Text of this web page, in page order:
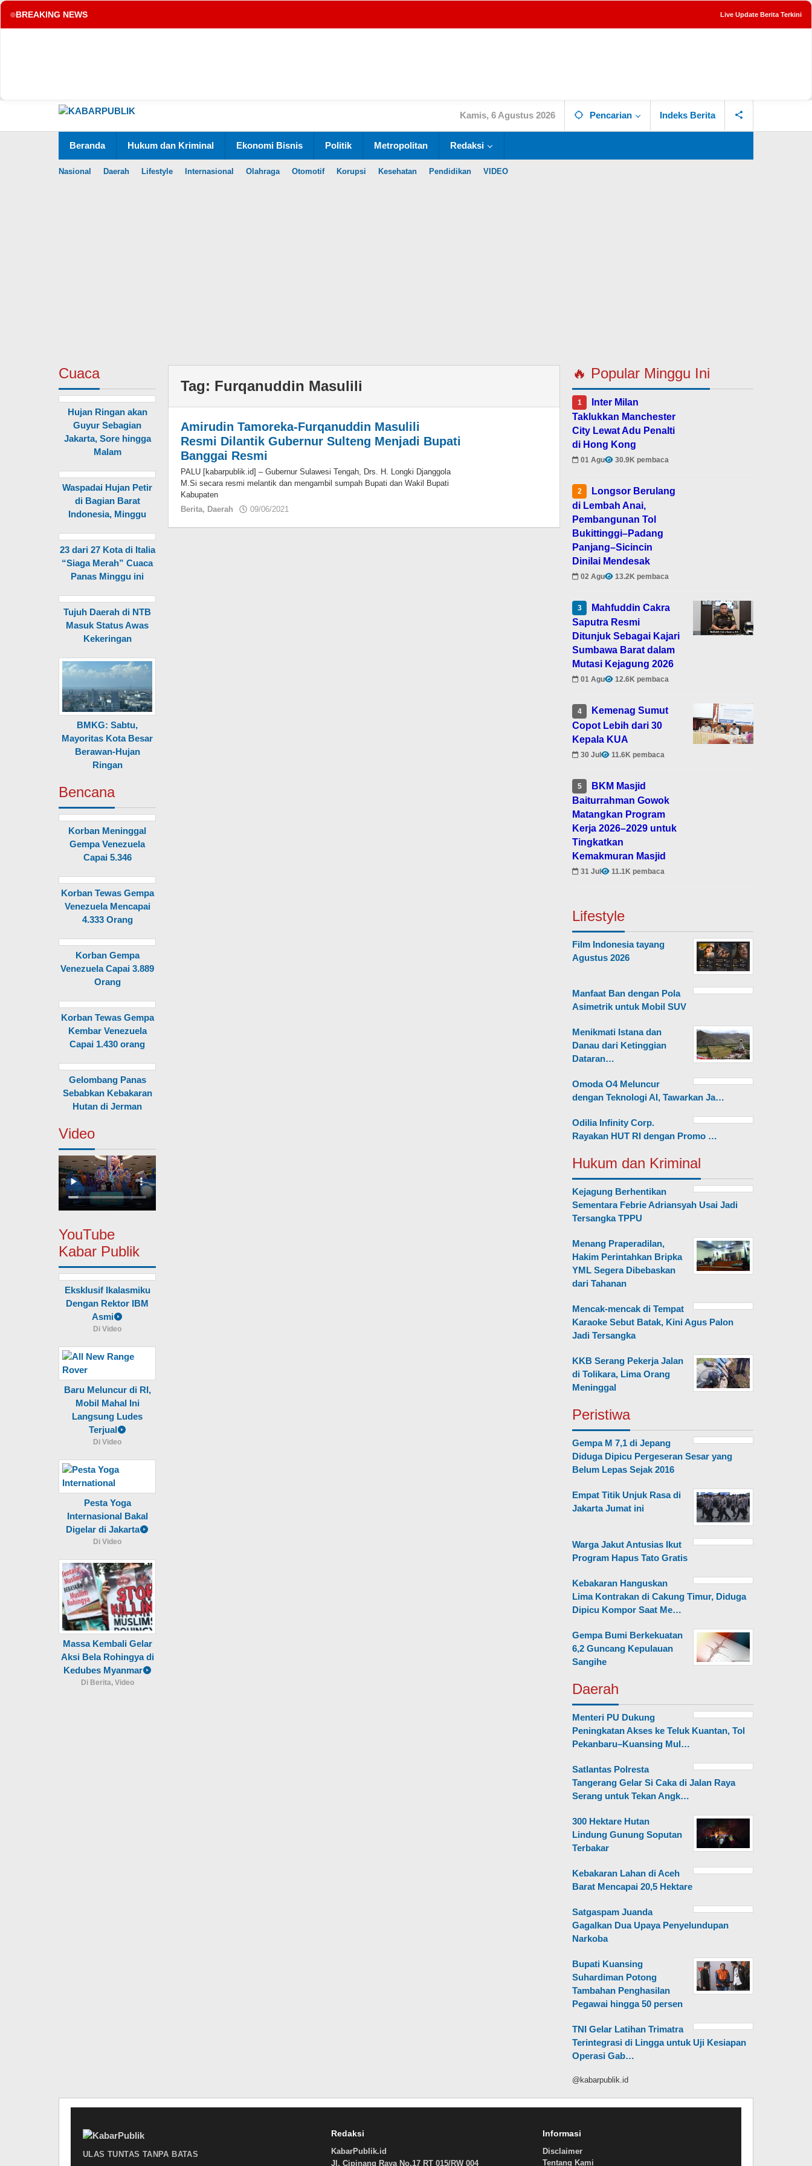
BREAKING NEWS Live Update Berita Terkini
konten
Kamis, 6 Agustus 2026 Pencarian Indeks Berita
Beranda Hukum dan Kriminal Ekonomi Bisnis Politik Metropolitan Redaksi
Nasional Daerah Lifestyle Internasional Olahraga Otomotif Korupsi Kesehatan Pendidikan VIDEO
Cuaca
Hujan Ringan akan
Guyur Sebagian
Jakarta, Sore hingga
Malam
Waspadai Hujan Petir
di Bagian Barat
Indonesia, Minggu
23 dari 27 Kota di Italia
“Siaga Merah” Cuaca
Panas Minggu ini
Tujuh Daerah di NTB
Masuk Status Awas
Kekeringan
BMKG: Sabtu,
Mayoritas Kota Besar
Berawan-Hujan
Ringan
Bencana
Korban Meninggal
Gempa Venezuela
Capai 5.346
Korban Tewas Gempa
Venezuela Mencapai
4.333 Orang
Korban Gempa
Venezuela Capai 3.889
Orang
Korban Tewas Gempa
Kembar Venezuela
Capai 1.430 orang
Gelombang Panas
Sebabkan Kebakaran
Hutan di Jerman
Video
YouTube
Kabar Publik
Eksklusif Ikalasmiku
Dengan Rektor IBM
Asmi
Di Video
Baru Meluncur di RI,
Mobil Mahal Ini
Langsung Ludes
Terjual
Di Video
Pesta Yoga
Internasional Bakal
Digelar di Jakarta
Di Video
Massa Kembali Gelar
Aksi Bela Rohingya di
Kedubes Myanmar
Di Berita, Video
Tag: Furqanuddin Masulili
Amirudin Tamoreka-Furqanuddin Masulili
Resmi Dilantik Gubernur Sulteng Menjadi Bupati
Banggai Resmi
PALU [kabarpublik.id] – Gubernur Sulawesi Tengah, Drs. H. Longki Djanggola
M.Si secara resmi melantik dan mengambil sumpah Bupati dan Wakil Bupati
Kabupaten
Berita, Daerah 09/06/2021
🔥 Popular Minggu Ini
1
Inter Milan
Taklukkan Manchester
City Lewat Adu Penalti
di Hong Kong
01 Agu 30.9K pembaca
2
Longsor Berulang
di Lembah Anai,
Pembangunan Tol
Bukittinggi–Padang
Panjang–Sicincin
Dinilai Mendesak
02 Agu 13.2K pembaca
3
Mahfuddin Cakra
Saputra Resmi
Ditunjuk Sebagai Kajari
Sumbawa Barat dalam
Mutasi Kejagung 2026
01 Agu 12.6K pembaca
4
Kemenag Sumut
Copot Lebih dari 30
Kepala KUA
30 Jul 11.6K pembaca
5
BKM Masjid
Baiturrahman Gowok
Matangkan Program
Kerja 2026–2029 untuk
Tingkatkan
Kemakmuran Masjid
31 Jul 11.1K pembaca
Lifestyle
Film Indonesia tayang
Agustus 2026
Manfaat Ban dengan Pola
Asimetrik untuk Mobil SUV
Menikmati Istana dan
Danau dari Ketinggian
Dataran…
Omoda O4 Meluncur
dengan Teknologi AI, Tawarkan Ja…
Odilia Infinity Corp.
Rayakan HUT RI dengan Promo …
Hukum dan Kriminal
Kejagung Berhentikan
Sementara Febrie Adriansyah Usai Jadi
Tersangka TPPU
Menang Praperadilan,
Hakim Perintahkan Bripka
YML Segera Dibebaskan
dari Tahanan
Mencak-mencak di Tempat
Karaoke Sebut Batak, Kini Agus Palon
Jadi Tersangka
KKB Serang Pekerja Jalan
di Tolikara, Lima Orang
Meninggal
Peristiwa
Gempa M 7,1 di Jepang
Diduga Dipicu Pergeseran Sesar yang
Belum Lepas Sejak 2016
Empat Titik Unjuk Rasa di
Jakarta Jumat ini
Warga Jakut Antusias Ikut
Program Hapus Tato Gratis
Kebakaran Hanguskan
Lima Kontrakan di Cakung Timur, Diduga
Dipicu Kompor Saat Me…
Gempa Bumi Berkekuatan
6,2 Guncang Kepulauan
Sangihe
Daerah
Menteri PU Dukung
Peningkatan Akses ke Teluk Kuantan, Tol
Pekanbaru–Kuansing Mul…
Satlantas Polresta
Tangerang Gelar Si Caka di Jalan Raya
Serang untuk Tekan Angk…
300 Hektare Hutan
Lindung Gunung Soputan
Terbakar
Kebakaran Lahan di Aceh
Barat Mencapai 20,5 Hektare
Satgaspam Juanda
Gagalkan Dua Upaya Penyelundupan
Narkoba
Bupati Kuansing
Suhardiman Potong
Tambahan Penghasilan
Pegawai hingga 50 persen
TNI Gelar Latihan Trimatra
Terintegrasi di Lingga untuk Uji Kesiapan
Operasi Gab…
@kabarpublik.id
ULAS TUNTAS TANPA BATAS
Redaksi
KabarPublik.id
Jl. Cipinang Raya No.17 RT 015/RW 004
Informasi
Disclaimer
Tentang Kami